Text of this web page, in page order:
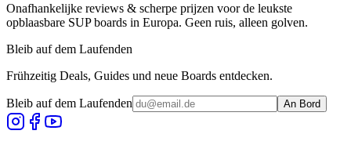
Onafhankelijke reviews & scherpe prijzen voor de leukste
opblaasbare SUP boards in Europa. Geen ruis, alleen golven.
Bleib auf dem Laufenden
Frühzeitig Deals, Guides und neue Boards entdecken.
Bleib auf dem Laufenden An Bord